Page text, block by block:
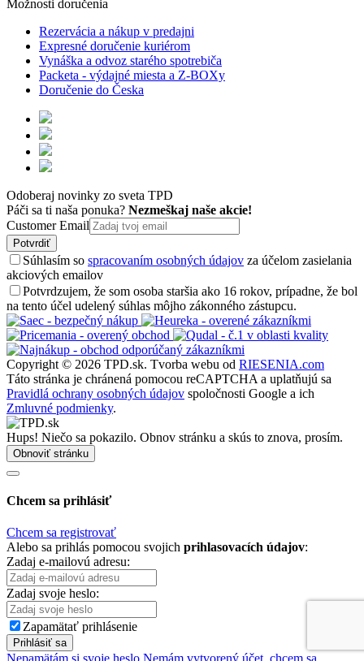
Možnosti doručenia
Rezervácia a nákup v predajni
Expresné doručenie kuriérom
Vynáška a odvoz starého spotrebiča
Packeta - výdajné miesta a Z-BOXy
Doručenie do Česka
Odoberaj novinky zo sveta TPD
Páči sa ti naša ponuka? Nezmeškaj naše akcie!
Customer Email
Potvrdiť
Súhlasím so spracovaním osobných údajov za účelom zasielania
akciových emailov
Potvrdzujem, že som osoba staršia ako 16 rokov, prípadne, že bol
na tento účel udelený súhlas môjho zákonného zástupcu.
Copyright © 2026 TPD.sk. Tvorba webu od RIESENIA.com
Táto stránka je chránená pomocou reCAPTCHA a uplatňujú sa
Pravidlá ochrany osobných údajov spoločnosti Google a ich
Zmluvné podmienky.
Hups! Niečo sa pokazilo. Obnov stránku a skús to znova, prosím.
Obnoviť stránku
Chcem sa prihlásiť
Chcem sa registrovať
Alebo sa prihlás pomocou svojich prihlasovacích údajov:
Zadaj e-mailovú adresu:
Zadaj svoje heslo:
Zapamätať prihlásenie
Prihlásiť sa